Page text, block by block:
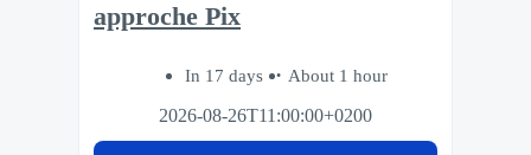
approche Pix
In 17 days
About 1 hour
2026-08-26T11:00:00+0200